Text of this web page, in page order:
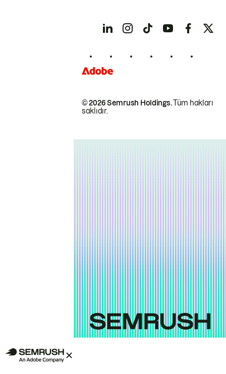
© 2026 Semrush Holdings.Tüm hakları
saklıdır.